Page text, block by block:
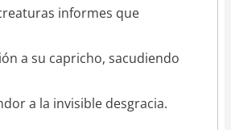
informes que
a su capricho, sacudiendo
a la invisible desgracia.